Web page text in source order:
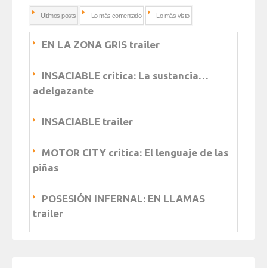
Ultimos posts Lo más comentado Lo más visto
EN LA ZONA GRIS trailer
INSACIABLE crítica: La sustancia…
adelgazante
INSACIABLE trailer
MOTOR CITY crítica: El lenguaje de las
piñas
POSESIÓN INFERNAL: EN LLAMAS
trailer